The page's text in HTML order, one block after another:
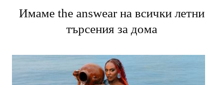
Имаме the answear на всички летни
търсения за дома